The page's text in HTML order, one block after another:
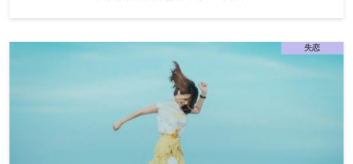
失恋